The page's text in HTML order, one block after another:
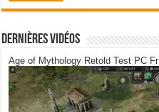
Dernières Vidéos
Age of Mythology Retold Test PC Fr